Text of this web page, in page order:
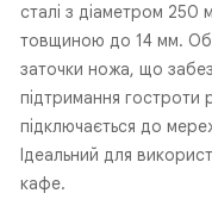
сталі з діаметром 250
товщиною до 14 мм.
заточки ножа, що
підтримання гостроти
підключається до
Ідеальний для
кафе.